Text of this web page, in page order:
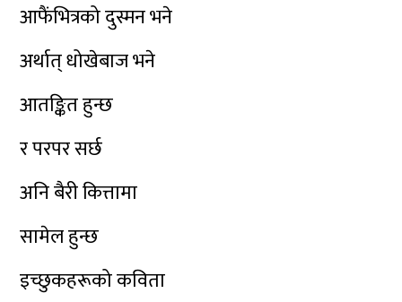
आफैंभित्रको दुस्मन भने
अर्थात् धोखेबाज भने
आतङ्कित हुन्छ
र परपर सर्छ
अनि बैरी कित्तामा
सामेल हुन्छ
इच्छुकहरूको कविता